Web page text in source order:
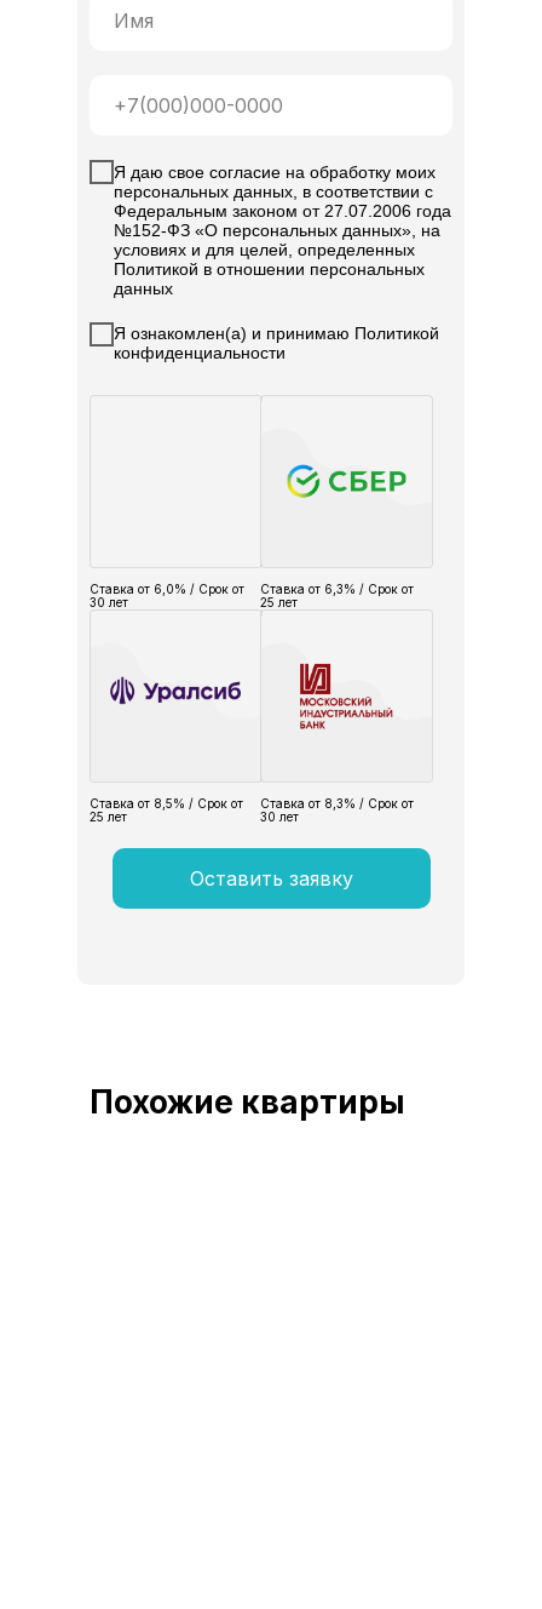
Я даю свое согласие на обработку моих
персональных данных, в соответствии с
Федеральным законом от 27.07.2006 года
№152-ФЗ «О персональных данных», на
условиях и для целей, определенных
Политикой в отношении персональных
данных
Я ознакомлен(а) и принимаю Политикой
конфиденциальности
Ставка от 6,0% / Срок от
30 лет
Ставка от 6,3% / Срок от
25 лет
Ставка от 8,5% / Срок от
25 лет
Ставка от 8,3% / Срок от
30 лет
Оставить заявку
Похожие квартиры